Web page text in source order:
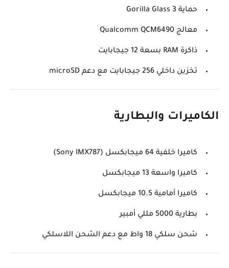
حماية Gorilla Glass 3
معالج Qualcomm QCM6490
ذاكرة RAM بسعة 12 جيجابايت
تخزين داخلي 256 جيجابايت مع دعم microSD
الكاميرات والبطارية
كاميرا خلفية 64 ميجابكسل (Sony IMX787)
كاميرا واسعة 13 ميجابكسل
كاميرا أمامية 10.5 ميجابكسل
بطارية 5000 مللي أمبير
شحن سلكي 18 واط مع دعم الشحن اللاسلكي